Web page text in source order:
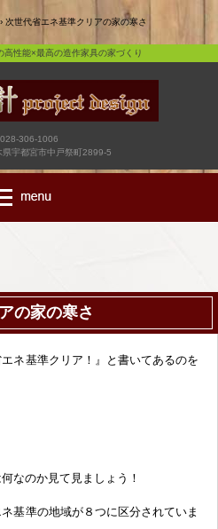
性能×最高の造作家具の家づくり
› 次世代省エネ基準クリアの家の寒さ
性能×最高の造作家具の家づくり
306-1006
宇都宮市中戸祭町2899-5
の家の寒さ
ネ基準クリア！』と書いてあるのを
なのか見て見ましょう！
基準の地域が８つに区分されていま